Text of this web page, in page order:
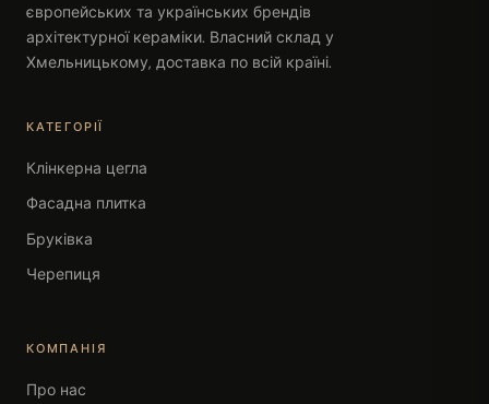
європейських та українських брендів
архітектурної кераміки. Власний склад у
Хмельницькому, доставка по всій країні.
КАТЕГОРІЇ
Клінкерна цегла
Фасадна плитка
Бруківка
Черепиця
КОМПАНІЯ
Про нас